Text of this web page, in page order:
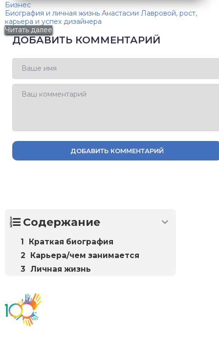
Бизнес
Биография и личная жизнь Анастасии Лавровой, рост,
карьера и успех дизайнера
Читать далее
ДОБАВИТЬ КОММЕНТАРИЙ
ДОБАВИТЬ КОММЕНТАРИЙ
Содержание
Краткая биография
Карьера/чем занимается
Личная жизнь